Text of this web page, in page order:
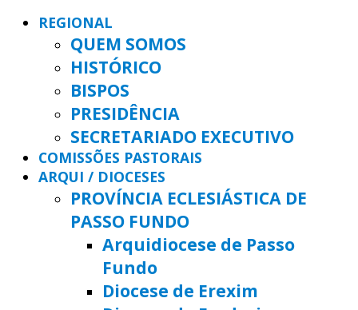
REGIONAL
QUEM SOMOS
HISTÓRICO
BISPOS
PRESIDÊNCIA
SECRETARIADO EXECUTIVO
COMISSÕES PASTORAIS
ARQUI / DIOCESES
PROVÍNCIA ECLESIÁSTICA DE
PASSO FUNDO
Arquidiocese de Passo
Fundo
Diocese de Erexim